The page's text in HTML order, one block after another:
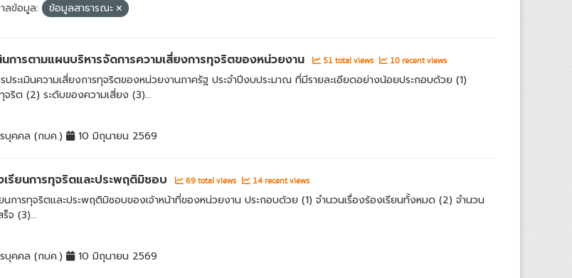
ลข้อมูล: ข้อมูลสาธารณะ
นการตามแผนบริหารจัดการความเสี่ยงการทุจริตของหน่วยงาน 51 total views 10 recent views
ระเมินความเสี่ยงการทุจริตของหน่วยงานภาครัฐ ประจำปีงบประมาณ ที่มีรายละเอียดอย่างน้อยประกอบด้วย (1)
จริต (2) ระดับของความเสี่ยง (3)...
บุคคล (กบค.) 10 มิถุนายน 2569
รียนการทุจริตและประพฤติมิชอบ 69 total views 14 recent views
นการทุจริตและประพฤติมิชอบของเจ้าหน้าที่ของหน่วยงาน ประกอบด้วย (1) จำนวนเรื่องร้องเรียนทั้งหมด (2) จำนวน
ร็จ (3)...
บุคคล (กบค.) 10 มิถุนายน 2569